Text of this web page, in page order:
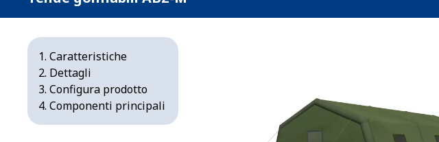
Caratteristiche
Dettagli
Configura prodotto
Componenti principali